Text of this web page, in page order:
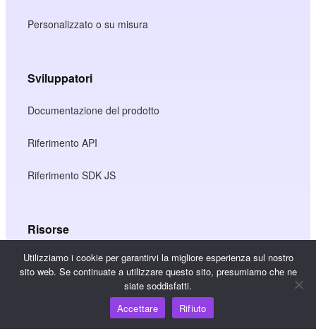
Personalizzato o su misura
Sviluppatori
Documentazione del prodotto
Riferimento API
Riferimento SDK JS
Risorse
Hub della conoscenza
Utilizziamo i cookie per garantirvi la migliore esperienza sul nostro
sito web. Se continuate a utilizzare questo sito, presumiamo che ne
siate soddisfatti.
Accettare
Rifiuto